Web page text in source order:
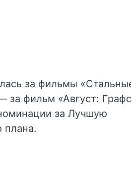
за фильмы
за фильм «Август:
за Лучшую